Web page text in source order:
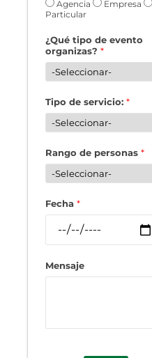
Agencia
Empresa
Particular
¿Qué tipo de evento
organizas? *
Tipo de servicio: *
Rango de personas *
Fecha *
Mensaje